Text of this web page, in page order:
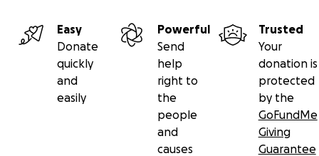
Easy
Donate
quickly
and
easily
Powerful
Send
help
right to
the
people
and
causes
Trusted
Your
donation is
protected
by the
GoFundMe
Giving
Guarantee